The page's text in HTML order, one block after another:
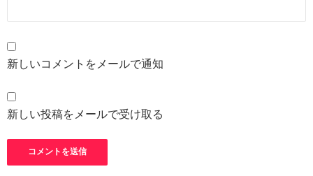
新しいコメントをメールで通知
新しい投稿をメールで受け取る